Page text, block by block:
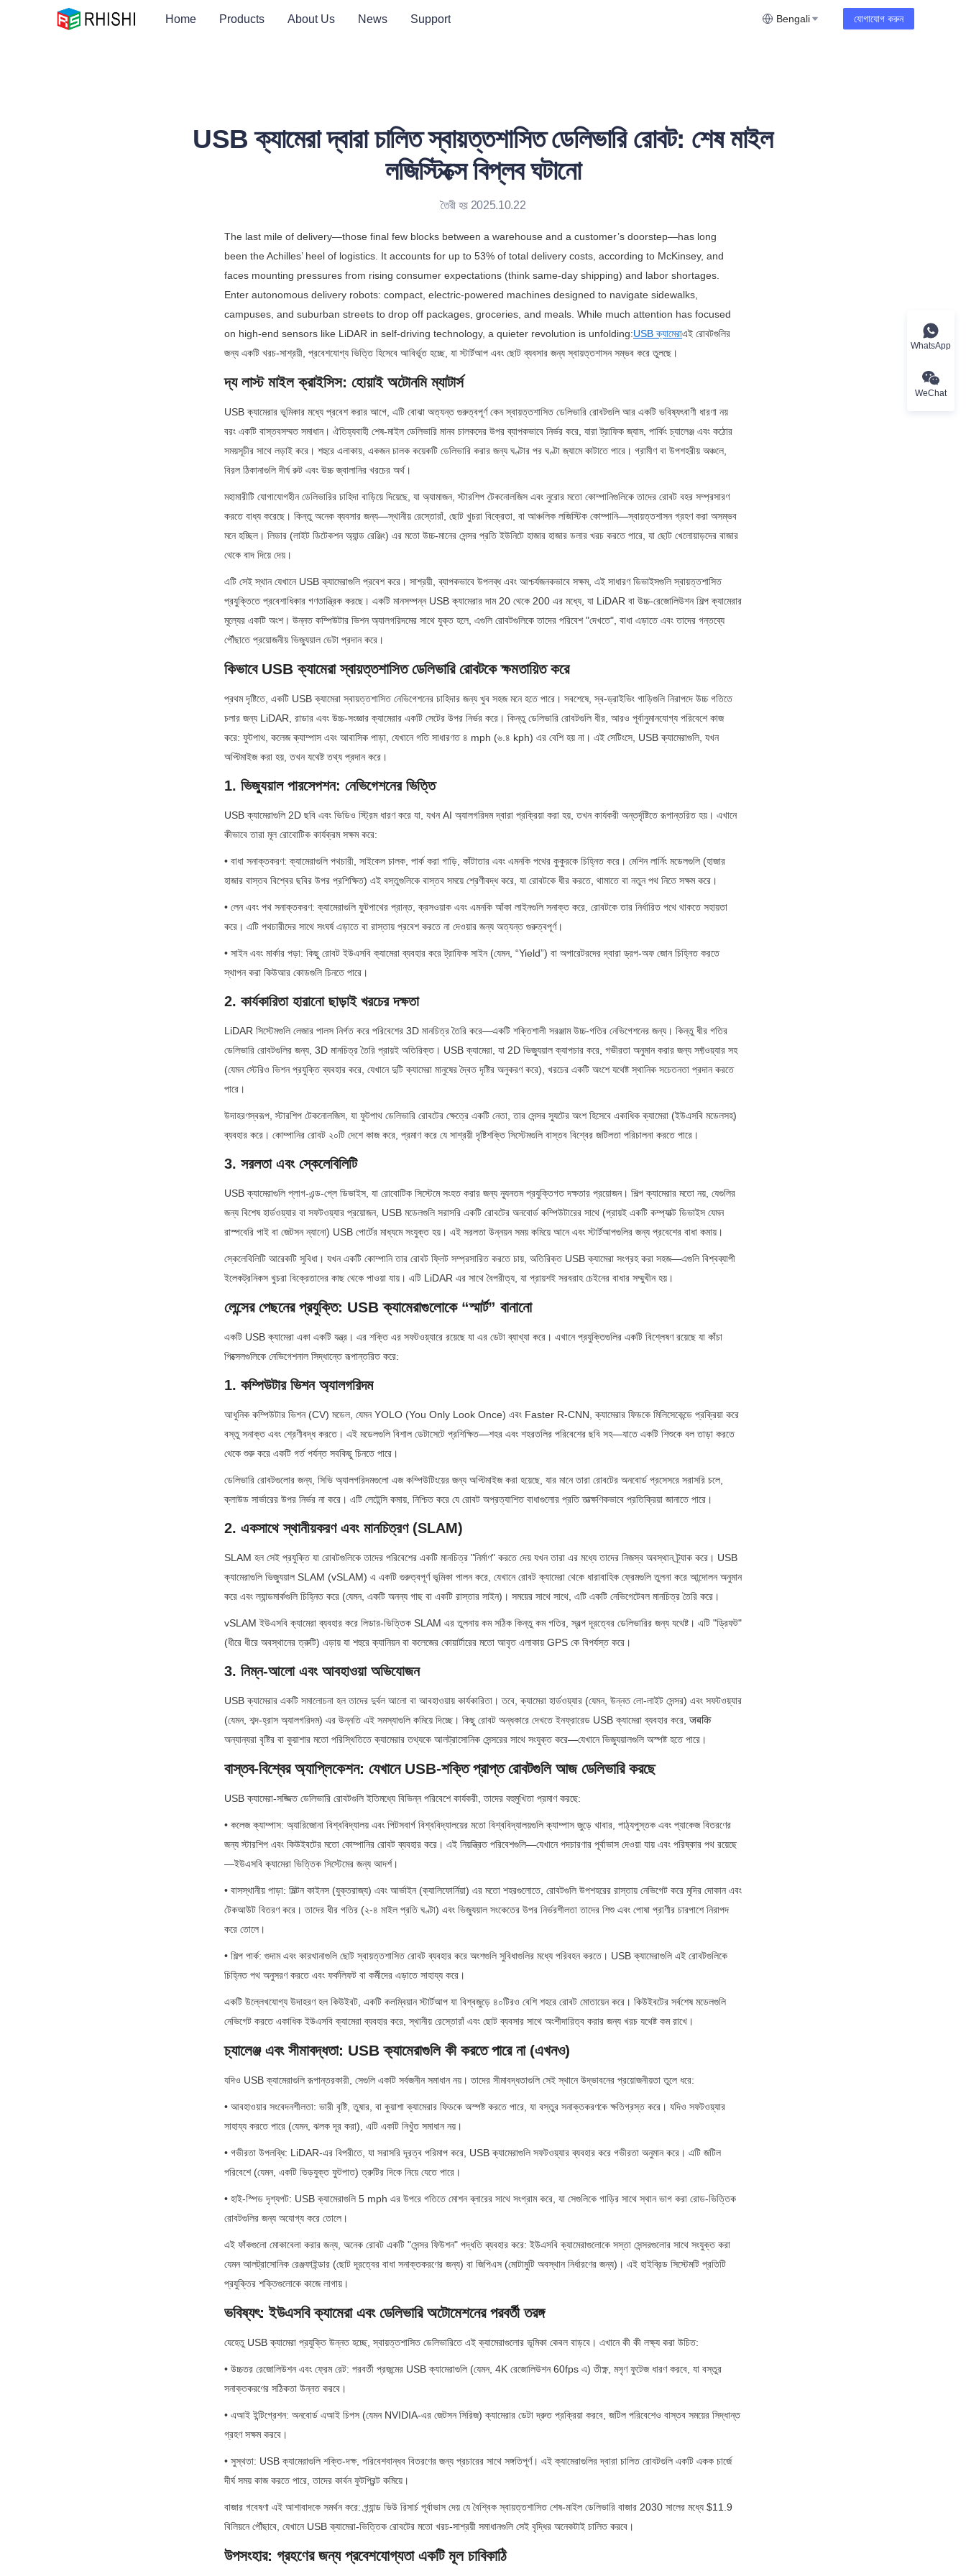
Home Products About Us News Support Bengali যোগাযোগ করুন
USB ক্যামেরা দ্বারা চালিত স্বায়ত্তশাসিত ডেলিভারি রোবট: শেষ মাইল
লজিস্টিক্সে বিপ্লব ঘটানো
তৈরী হয় 2025.10.22
The last mile of delivery—those final few blocks between a warehouse and a customer’s doorstep—has long
been the Achilles’ heel of logistics. It accounts for up to 53% of total delivery costs, according to McKinsey, and
faces mounting pressures from rising consumer expectations (think same-day shipping) and labor shortages.
Enter autonomous delivery robots: compact, electric-powered machines designed to navigate sidewalks,
campuses, and suburban streets to drop off packages, groceries, and meals. While much attention has focused
on high-end sensors like LiDAR in self-driving technology, a quieter revolution is unfolding:USB ক্যামেরাএই রোবটগুলির
জন্য একটি খরচ-সাশ্রয়ী, প্রবেশযোগ্য ভিত্তি হিসেবে আবির্ভূত হচ্ছে, যা স্টার্টআপ এবং ছোট ব্যবসার জন্য স্বায়ত্তশাসন সম্ভব করে তুলছে।
দ্য লাস্ট মাইল ক্রাইসিস: হোয়াই অটোনমি ম্যাটার্স
USB ক্যামেরার ভূমিকার মধ্যে প্রবেশ করার আগে, এটি বোঝা অত্যন্ত গুরুত্বপূর্ণ কেন স্বায়ত্তশাসিত ডেলিভারি রোবটগুলি আর একটি ভবিষ্যৎবাণী ধারণা নয়
বরং একটি বাস্তবসম্মত সমাধান। ঐতিহ্যবাহী শেষ-মাইল ডেলিভারি মানব চালকদের উপর ব্যাপকভাবে নির্ভর করে, যারা ট্রাফিক জ্যাম, পার্কিং চ্যালেঞ্জ এবং কঠোর
সময়সূচীর সাথে লড়াই করে। শহুরে এলাকায়, একজন চালক কয়েকটি ডেলিভারি করার জন্য ঘণ্টার পর ঘণ্টা জ্যামে কাটাতে পারে। গ্রামীণ বা উপশহরীয় অঞ্চলে,
বিরল ঠিকানাগুলি দীর্ঘ রুট এবং উচ্চ জ্বালানির খরচের অর্থ।
মহামারীটি যোগাযোগহীন ডেলিভারির চাহিদা বাড়িয়ে দিয়েছে, যা অ্যামাজন, স্টারশিপ টেকনোলজিস এবং নুরোর মতো কোম্পানিগুলিকে তাদের রোবট বহর সম্প্রসারণ
করতে বাধ্য করেছে। কিন্তু অনেক ব্যবসার জন্য—স্থানীয় রেস্তোরাঁ, ছোট খুচরা বিক্রেতা, বা আঞ্চলিক লজিস্টিক কোম্পানি—স্বায়ত্তশাসন গ্রহণ করা অসম্ভব
মনে হচ্ছিল। লিডার (লাইট ডিটেকশন অ্যান্ড রেঞ্জিং) এর মতো উচ্চ-মানের সেন্সর প্রতি ইউনিটে হাজার হাজার ডলার খরচ করতে পারে, যা ছোট খেলোয়াড়দের বাজার
থেকে বাদ দিয়ে দেয়।
এটি সেই স্থান যেখানে USB ক্যামেরাগুলি প্রবেশ করে। সাশ্রয়ী, ব্যাপকভাবে উপলব্ধ এবং আশ্চর্যজনকভাবে সক্ষম, এই সাধারণ ডিভাইসগুলি স্বায়ত্তশাসিত
প্রযুক্তিতে প্রবেশাধিকার গণতান্ত্রিক করছে। একটি মানসম্পন্ন USB ক্যামেরার দাম 20 থেকে 200 এর মধ্যে, যা LiDAR বা উচ্চ-রেজোলিউশন শিল্প ক্যামেরার
মূল্যের একটি অংশ। উন্নত কম্পিউটার ভিশন অ্যালগরিদমের সাথে যুক্ত হলে, এগুলি রোবটগুলিকে তাদের পরিবেশ "দেখতে", বাধা এড়াতে এবং তাদের গন্তব্যে
পৌঁছাতে প্রয়োজনীয় ভিজ্যুয়াল ডেটা প্রদান করে।
কিভাবে USB ক্যামেরা স্বায়ত্তশাসিত ডেলিভারি রোবটকে ক্ষমতায়িত করে
প্রথম দৃষ্টিতে, একটি USB ক্যামেরা স্বায়ত্তশাসিত নেভিগেশনের চাহিদার জন্য খুব সহজ মনে হতে পারে। সবশেষে, স্ব-ড্রাইভিং গাড়িগুলি নিরাপদে উচ্চ গতিতে
চলার জন্য LiDAR, রাডার এবং উচ্চ-সংজ্ঞার ক্যামেরার একটি সেটের উপর নির্ভর করে। কিন্তু ডেলিভারি রোবটগুলি ধীর, আরও পূর্বানুমানযোগ্য পরিবেশে কাজ
করে: ফুটপাথ, কলেজ ক্যাম্পাস এবং আবাসিক পাড়া, যেখানে গতি সাধারণত ৪ mph (৬.৪ kph) এর বেশি হয় না। এই সেটিংসে, USB ক্যামেরাগুলি, যখন
অপ্টিমাইজ করা হয়, তখন যথেষ্ট তথ্য প্রদান করে।
1. ভিজ্যুয়াল পারসেপশন: নেভিগেশনের ভিত্তি
USB ক্যামেরাগুলি 2D ছবি এবং ভিডিও স্ট্রিম ধারণ করে যা, যখন AI অ্যালগরিদম দ্বারা প্রক্রিয়া করা হয়, তখন কার্যকরী অন্তর্দৃষ্টিতে রূপান্তরিত হয়। এখানে
কীভাবে তারা মূল রোবোটিক কার্যক্রম সক্ষম করে:
• বাধা সনাক্তকরণ: ক্যামেরাগুলি পথচারী, সাইকেল চালক, পার্ক করা গাড়ি, কাঁটাতার এবং এমনকি পথের কুকুরকে চিহ্নিত করে। মেশিন লার্নিং মডেলগুলি (হাজার
হাজার বাস্তব বিশ্বের ছবির উপর প্রশিক্ষিত) এই বস্তুগুলিকে বাস্তব সময়ে শ্রেণীবদ্ধ করে, যা রোবটকে ধীর করতে, থামাতে বা নতুন পথ নিতে সক্ষম করে।
• লেন এবং পথ সনাক্তকরণ: ক্যামেরাগুলি ফুটপাথের প্রান্ত, ক্রসওয়াক এবং এমনকি আঁকা লাইনগুলি সনাক্ত করে, রোবটকে তার নির্ধারিত পথে থাকতে সহায়তা
করে। এটি পথচারীদের সাথে সংঘর্ষ এড়াতে বা রাস্তায় প্রবেশ করতে না দেওয়ার জন্য অত্যন্ত গুরুত্বপূর্ণ।
• সাইন এবং মার্কার পড়া: কিছু রোবট ইউএসবি ক্যামেরা ব্যবহার করে ট্রাফিক সাইন (যেমন, “Yield”) বা অপারেটরদের দ্বারা ড্রপ-অফ জোন চিহ্নিত করতে
স্থাপন করা কিউআর কোডগুলি চিনতে পারে।
2. কার্যকারিতা হারানো ছাড়াই খরচের দক্ষতা
LiDAR সিস্টেমগুলি লেজার পালস নির্গত করে পরিবেশের 3D মানচিত্র তৈরি করে—একটি শক্তিশালী সরঞ্জাম উচ্চ-গতির নেভিগেশনের জন্য। কিন্তু ধীর গতির
ডেলিভারি রোবটগুলির জন্য, 3D মানচিত্র তৈরি প্রায়ই অতিরিক্ত। USB ক্যামেরা, যা 2D ভিজ্যুয়াল ক্যাপচার করে, গভীরতা অনুমান করার জন্য সফ্টওয়্যার সহ
(যেমন স্টেরিও ভিশন প্রযুক্তি ব্যবহার করে, যেখানে দুটি ক্যামেরা মানুষের দ্বৈত দৃষ্টির অনুকরণ করে), খরচের একটি অংশে যথেষ্ট স্থানিক সচেতনতা প্রদান করতে
পারে।
উদাহরণস্বরূপ, স্টারশিপ টেকনোলজিস, যা ফুটপাথ ডেলিভারি রোবটের ক্ষেত্রে একটি নেতা, তার সেন্সর স্যুটের অংশ হিসেবে একাধিক ক্যামেরা (ইউএসবি মডেলসহ)
ব্যবহার করে। কোম্পানির রোবট ২০টি দেশে কাজ করে, প্রমাণ করে যে সাশ্রয়ী দৃষ্টিশক্তি সিস্টেমগুলি বাস্তব বিশ্বের জটিলতা পরিচালনা করতে পারে।
3. সরলতা এবং স্কেলেবিলিটি
USB ক্যামেরাগুলি প্লাগ-এন্ড-প্লে ডিভাইস, যা রোবোটিক সিস্টেমে সংহত করার জন্য ন্যূনতম প্রযুক্তিগত দক্ষতার প্রয়োজন। শিল্প ক্যামেরার মতো নয়, যেগুলির
জন্য বিশেষ হার্ডওয়্যার বা সফটওয়্যার প্রয়োজন, USB মডেলগুলি সরাসরি একটি রোবটের অনবোর্ড কম্পিউটারের সাথে (প্রায়ই একটি কম্প্যাক্ট ডিভাইস যেমন
রাস্পবেরি পাই বা জেটসন ন্যানো) USB পোর্টের মাধ্যমে সংযুক্ত হয়। এই সরলতা উন্নয়ন সময় কমিয়ে আনে এবং স্টার্টআপগুলির জন্য প্রবেশের বাধা কমায়।
স্কেলেবিলিটি আরেকটি সুবিধা। যখন একটি কোম্পানি তার রোবট ফ্লিট সম্প্রসারিত করতে চায়, অতিরিক্ত USB ক্যামেরা সংগ্রহ করা সহজ—এগুলি বিশ্বব্যাপী
ইলেকট্রনিকস খুচরা বিক্রেতাদের কাছ থেকে পাওয়া যায়। এটি LiDAR এর সাথে বৈপরীত্য, যা প্রায়শই সরবরাহ চেইনের বাধার সম্মুখীন হয়।
লেন্সের পেছনের প্রযুক্তি: USB ক্যামেরাগুলোকে “স্মার্ট” বানানো
একটি USB ক্যামেরা একা একটি যন্ত্র। এর শক্তি এর সফটওয়্যারে রয়েছে যা এর ডেটা ব্যাখ্যা করে। এখানে প্রযুক্তিগুলির একটি বিশ্লেষণ রয়েছে যা কাঁচা
পিক্সেলগুলিকে নেভিগেশনাল সিদ্ধান্তে রূপান্তরিত করে:
1. কম্পিউটার ভিশন অ্যালগরিদম
আধুনিক কম্পিউটার ভিশন (CV) মডেল, যেমন YOLO (You Only Look Once) এবং Faster R-CNN, ক্যামেরার ফিডকে মিলিসেকেন্ডে প্রক্রিয়া করে
বস্তু সনাক্ত এবং শ্রেণীবদ্ধ করতে। এই মডেলগুলি বিশাল ডেটাসেটে প্রশিক্ষিত—শহর এবং শহরতলির পরিবেশের ছবি সহ—যাতে একটি শিশুকে বল তাড়া করতে
থেকে শুরু করে একটি গর্ত পর্যন্ত সবকিছু চিনতে পারে।
ডেলিভারি রোবটগুলোর জন্য, সিভি অ্যালগরিদমগুলো এজ কম্পিউটিংয়ের জন্য অপ্টিমাইজ করা হয়েছে, যার মানে তারা রোবটের অনবোর্ড প্রসেসরে সরাসরি চলে,
ক্লাউড সার্ভারের উপর নির্ভর না করে। এটি লেটেন্সি কমায়, নিশ্চিত করে যে রোবট অপ্রত্যাশিত বাধাগুলোর প্রতি তাত্ক্ষণিকভাবে প্রতিক্রিয়া জানাতে পারে।
2. একসাথে স্থানীয়করণ এবং মানচিত্রণ (SLAM)
SLAM হল সেই প্রযুক্তি যা রোবটগুলিকে তাদের পরিবেশের একটি মানচিত্র "নির্মাণ" করতে দেয় যখন তারা এর মধ্যে তাদের নিজস্ব অবস্থান ট্র্যাক করে। USB
ক্যামেরাগুলি ভিজ্যুয়াল SLAM (vSLAM) এ একটি গুরুত্বপূর্ণ ভূমিকা পালন করে, যেখানে রোবট ক্যামেরা থেকে ধারাবাহিক ফ্রেমগুলি তুলনা করে আন্দোলন অনুমান
করে এবং ল্যান্ডমার্কগুলি চিহ্নিত করে (যেমন, একটি অনন্য গাছ বা একটি রাস্তার সাইন)। সময়ের সাথে সাথে, এটি একটি নেভিগেটেবল মানচিত্র তৈরি করে।
vSLAM ইউএসবি ক্যামেরা ব্যবহার করে লিডার-ভিত্তিক SLAM এর তুলনায় কম সঠিক কিন্তু কম গতির, স্বল্প দূরত্বের ডেলিভারির জন্য যথেষ্ট। এটি "ড্রিফট"
(ধীরে ধীরে অবস্থানের ত্রুটি) এড়ায় যা শহুরে ক্যানিয়ন বা কলেজের কোয়ার্টারের মতো আবৃত এলাকায় GPS কে বিপর্যস্ত করে।
3. নিম্ন-আলো এবং আবহাওয়া অভিযোজন
USB ক্যামেরার একটি সমালোচনা হল তাদের দুর্বল আলো বা আবহাওয়ায় কার্যকারিতা। তবে, ক্যামেরা হার্ডওয়্যার (যেমন, উন্নত লো-লাইট সেন্সর) এবং সফটওয়্যার
(যেমন, শব্দ-হ্রাস অ্যালগরিদম) এর উন্নতি এই সমস্যাগুলি কমিয়ে দিচ্ছে। কিছু রোবট অন্ধকারে দেখতে ইনফ্রারেড USB ক্যামেরা ব্যবহার করে, जबकि
অন্যান্যরা বৃষ্টির বা কুয়াশার মতো পরিস্থিতিতে ক্যামেরার তথ্যকে আলট্রাসোনিক সেন্সরের সাথে সংযুক্ত করে—যেখানে ভিজ্যুয়ালগুলি অস্পষ্ট হতে পারে।
বাস্তব-বিশ্বের অ্যাপ্লিকেশন: যেখানে USB-শক্তি প্রাপ্ত রোবটগুলি আজ ডেলিভারি করছে
USB ক্যামেরা-সজ্জিত ডেলিভারি রোবটগুলি ইতিমধ্যে বিভিন্ন পরিবেশে কার্যকরী, তাদের বহুমুখিতা প্রমাণ করছে:
• কলেজ ক্যাম্পাস: অ্যারিজোনা বিশ্ববিদ্যালয় এবং পিটসবার্গ বিশ্ববিদ্যালয়ের মতো বিশ্ববিদ্যালয়গুলি ক্যাম্পাস জুড়ে খাবার, পাঠ্যপুস্তক এবং প্যাকেজ বিতরণের
জন্য স্টারশিপ এবং কিউইবটের মতো কোম্পানির রোবট ব্যবহার করে। এই নিয়ন্ত্রিত পরিবেশগুলি—যেখানে পদচারণার পূর্বাভাস দেওয়া যায় এবং পরিষ্কার পথ রয়েছে
—ইউএসবি ক্যামেরা ভিত্তিক সিস্টেমের জন্য আদর্শ।
• বাসস্থানীয় পাড়া: মিল্টন কাইনস (যুক্তরাজ্য) এবং আর্ভাইন (ক্যালিফোর্নিয়া) এর মতো শহরগুলোতে, রোবটগুলি উপশহরের রাস্তায় নেভিগেট করে মুদির দোকান এবং
টেকআউট বিতরণ করে। তাদের ধীর গতির (২-৪ মাইল প্রতি ঘণ্টা) এবং ভিজ্যুয়াল সংকেতের উপর নির্ভরশীলতা তাদের শিশু এবং পোষা প্রাণীর চারপাশে নিরাপদ
করে তোলে।
• শিল্প পার্ক: গুদাম এবং কারখানাগুলি ছোট স্বায়ত্তশাসিত রোবট ব্যবহার করে অংশগুলি সুবিধাগুলির মধ্যে পরিবহন করতে। USB ক্যামেরাগুলি এই রোবটগুলিকে
চিহ্নিত পথ অনুসরণ করতে এবং ফর্কলিফট বা কর্মীদের এড়াতে সাহায্য করে।
একটি উল্লেখযোগ্য উদাহরণ হল কিউইবট, একটি কলম্বিয়ান স্টার্টআপ যা বিশ্বজুড়ে ৪০টিরও বেশি শহরে রোবট মোতায়েন করে। কিউইবটের সর্বশেষ মডেলগুলি
নেভিগেট করতে একাধিক ইউএসবি ক্যামেরা ব্যবহার করে, স্থানীয় রেস্তোরাঁ এবং ছোট ব্যবসার সাথে অংশীদারিত্ব করার জন্য খরচ যথেষ্ট কম রাখে।
চ্যালেঞ্জ এবং সীমাবদ্ধতা: USB ক্যামেরাগুলি কী করতে পারে না (এখনও)
যদিও USB ক্যামেরাগুলি রূপান্তরকারী, সেগুলি একটি সর্বজনীন সমাধান নয়। তাদের সীমাবদ্ধতাগুলি সেই স্থানে উদ্ভাবনের প্রয়োজনীয়তা তুলে ধরে:
• আবহাওয়ার সংবেদনশীলতা: ভারী বৃষ্টি, তুষার, বা কুয়াশা ক্যামেরার ফিডকে অস্পষ্ট করতে পারে, যা বস্তুর সনাক্তকরণকে ক্ষতিগ্রস্ত করে। যদিও সফটওয়্যার
সাহায্য করতে পারে (যেমন, ঝলক দূর করা), এটি একটি নিখুঁত সমাধান নয়।
• গভীরতা উপলব্ধি: LiDAR-এর বিপরীতে, যা সরাসরি দূরত্ব পরিমাপ করে, USB ক্যামেরাগুলি সফটওয়্যার ব্যবহার করে গভীরতা অনুমান করে। এটি জটিল
পরিবেশে (যেমন, একটি ভিড়যুক্ত ফুটপাত) ত্রুটির দিকে নিয়ে যেতে পারে।
• হাই-স্পিড দৃশ্যপট: USB ক্যামেরাগুলি 5 mph এর উপরে গতিতে মোশন ব্লারের সাথে সংগ্রাম করে, যা সেগুলিকে গাড়ির সাথে স্থান ভাগ করা রোড-ভিত্তিক
রোবটগুলির জন্য অযোগ্য করে তোলে।
এই ফাঁকগুলো মোকাবেলা করার জন্য, অনেক রোবট একটি "সেন্সর ফিউশন" পদ্ধতি ব্যবহার করে: ইউএসবি ক্যামেরাগুলোকে সস্তা সেন্সরগুলোর সাথে সংযুক্ত করা
যেমন আলট্রাসোনিক রেঞ্জফাইন্ডার (ছোট দূরত্বের বাধা সনাক্তকরণের জন্য) বা জিপিএস (মোটামুটি অবস্থান নির্ধারণের জন্য)। এই হাইব্রিড সিস্টেমটি প্রতিটি
প্রযুক্তির শক্তিগুলোকে কাজে লাগায়।
ভবিষ্যৎ: ইউএসবি ক্যামেরা এবং ডেলিভারি অটোমেশনের পরবর্তী তরঙ্গ
যেহেতু USB ক্যামেরা প্রযুক্তি উন্নত হচ্ছে, স্বায়ত্তশাসিত ডেলিভারিতে এই ক্যামেরাগুলোর ভূমিকা কেবল বাড়বে। এখানে কী কী লক্ষ্য করা উচিত:
• উচ্চতর রেজোলিউশন এবং ফ্রেম রেট: পরবর্তী প্রজন্মের USB ক্যামেরাগুলি (যেমন, 4K রেজোলিউশন 60fps এ) তীক্ষ্ণ, মসৃণ ফুটেজ ধারণ করবে, যা বস্তুর
সনাক্তকরণের সঠিকতা উন্নত করবে।
• এআই ইন্টিগ্রেশন: অনবোর্ড এআই চিপস (যেমন NVIDIA-এর জেটসন সিরিজ) ক্যামেরার ডেটা দ্রুত প্রক্রিয়া করবে, জটিল পরিবেশেও বাস্তব সময়ের সিদ্ধান্ত
গ্রহণ সক্ষম করবে।
• সুস্থতা: USB ক্যামেরাগুলি শক্তি-দক্ষ, পরিবেশবান্ধব বিতরণের জন্য প্রচারের সাথে সঙ্গতিপূর্ণ। এই ক্যামেরাগুলির দ্বারা চালিত রোবটগুলি একটি একক চার্জে
দীর্ঘ সময় কাজ করতে পারে, তাদের কার্বন ফুটপ্রিন্ট কমিয়ে।
বাজার গবেষণা এই আশাবাদকে সমর্থন করে: গ্র্যান্ড ভিউ রিসার্চ পূর্বাভাস দেয় যে বৈশ্বিক স্বায়ত্তশাসিত শেষ-মাইল ডেলিভারি বাজার 2030 সালের মধ্যে $11.9
বিলিয়নে পৌঁছাবে, যেখানে USB ক্যামেরা-ভিত্তিক রোবটের মতো খরচ-সাশ্রয়ী সমাধানগুলি সেই বৃদ্ধির অনেকটাই চালিত করবে।
উপসংহার: গ্রহণের জন্য প্রবেশযোগ্যতা একটি মূল চাবিকাঠি
WhatsApp
WeChat